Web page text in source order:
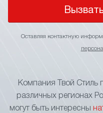
Оставляя контактную
Компания Твой Стиль
различных регионах
могут быть интересны